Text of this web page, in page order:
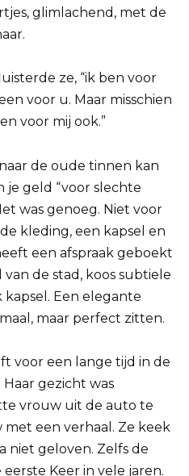
glimlachend, met de
ze, “ik ben voor
voor u. Maar misschien
voor mij ook.”
de oude tinnen kan
je geld “voor slechte
was genoeg. Niet voor
kleding, een kapsel en
een afspraak geboekt
de stad, koos subtiele
Een elegante
maar perfect zitten.
voor een lange tijd in de
gezicht was
vrouw uit de auto te
met een verhaal. Ze keek
niet geloven. Zelfs de
Keer in vele jaren.